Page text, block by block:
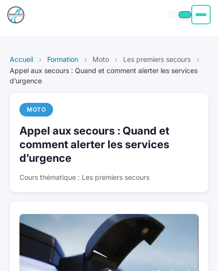
Permis voiture
À propos
Accueil › Formation › Moto › Les premiers secours
›
Appel aux secours : Quand et comment alerter les services
d’urgence
MOTO
Appel aux secours : Quand et
comment alerter les services
d’urgence
Cours thématique : Les premiers secours